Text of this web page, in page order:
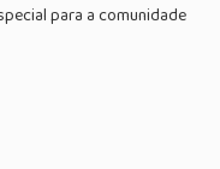
para a comunidade